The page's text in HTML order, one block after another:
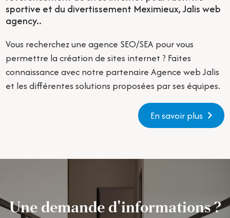
sportive et du divertissement Meximieux, Jalis web
agency..
Vous recherchez une agence SEO/SEA pour vous
permettre la création de sites internet ? Faites
connaissance avec notre partenaire Agence web Jalis
et les différentes solutions proposées par ses équipes.
En savoir plus
Une demande d'informations ?